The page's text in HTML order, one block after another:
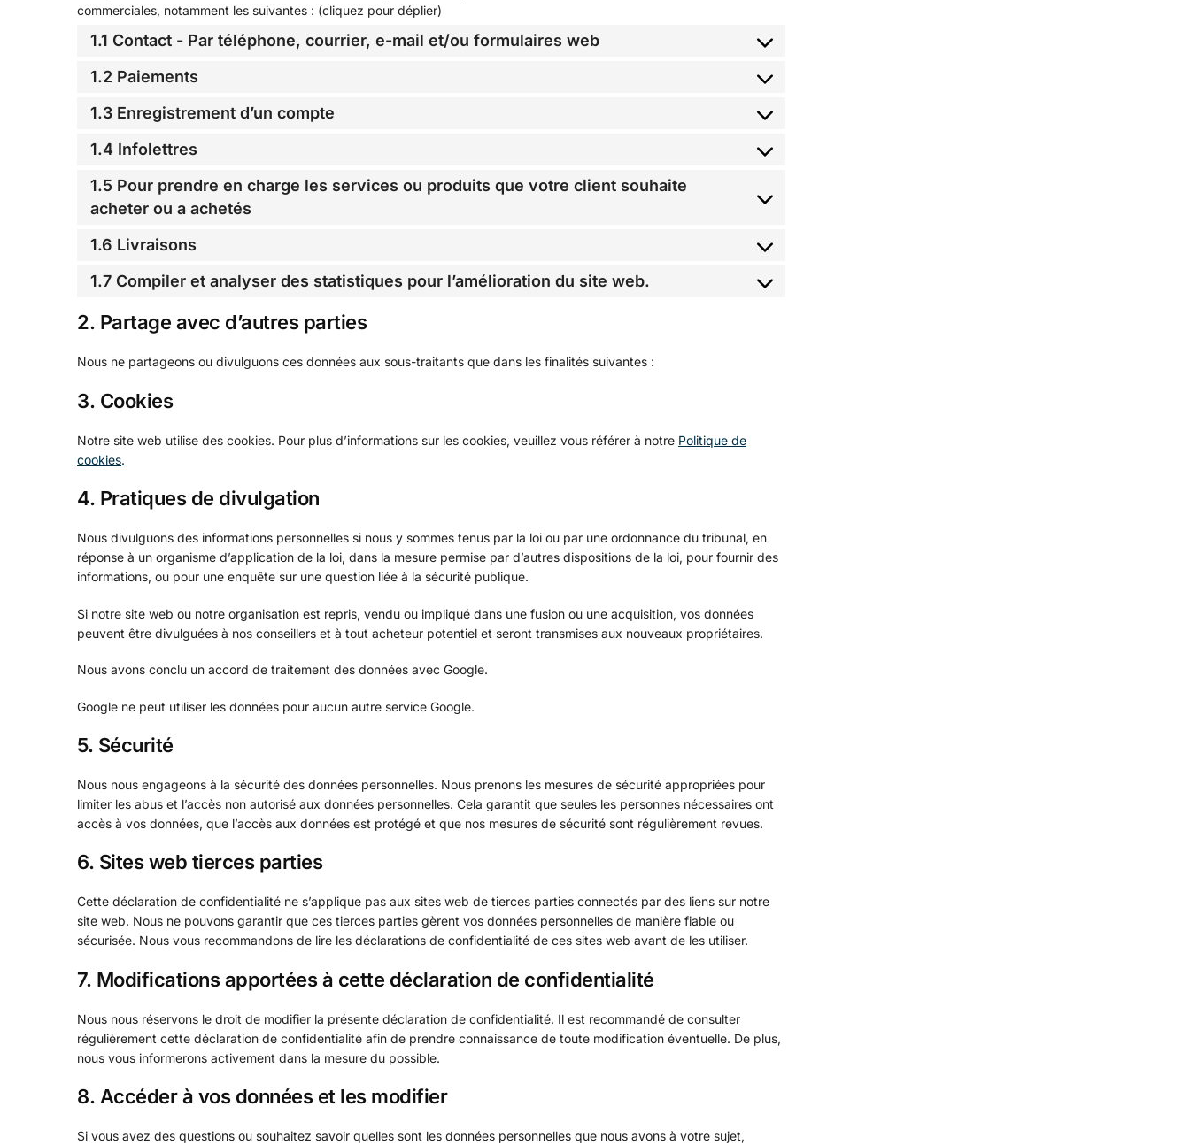
commerciales, notamment les suivantes : (cliquez pour déplier)
1.1 Contact - Par téléphone, courrier, e-mail et/ou formulaires web
1.2 Paiements
1.3 Enregistrement d’un compte
1.4 Infolettres
1.5 Pour prendre en charge les services ou produits que votre client souhaite
acheter ou a achetés
1.6 Livraisons
1.7 Compiler et analyser des statistiques pour l’amélioration du site web.
2. Partage avec d’autres parties
Nous ne partageons ou divulguons ces données aux sous-traitants que dans les finalités suivantes :
3. Cookies
Notre site web utilise des cookies. Pour plus d’informations sur les cookies, veuillez vous référer à notre Politique de
cookies.
4. Pratiques de divulgation
Nous divulguons des informations personnelles si nous y sommes tenus par la loi ou par une ordonnance du tribunal, en
réponse à un organisme d’application de la loi, dans la mesure permise par d’autres dispositions de la loi, pour fournir des
informations, ou pour une enquête sur une question liée à la sécurité publique.
Si notre site web ou notre organisation est repris, vendu ou impliqué dans une fusion ou une acquisition, vos données
peuvent être divulguées à nos conseillers et à tout acheteur potentiel et seront transmises aux nouveaux propriétaires.
Nous avons conclu un accord de traitement des données avec Google.
Google ne peut utiliser les données pour aucun autre service Google.
5. Sécurité
Nous nous engageons à la sécurité des données personnelles. Nous prenons les mesures de sécurité appropriées pour
limiter les abus et l’accès non autorisé aux données personnelles. Cela garantit que seules les personnes nécessaires ont
accès à vos données, que l’accès aux données est protégé et que nos mesures de sécurité sont régulièrement revues.
6. Sites web tierces parties
Cette déclaration de confidentialité ne s’applique pas aux sites web de tierces parties connectés par des liens sur notre
site web. Nous ne pouvons garantir que ces tierces parties gèrent vos données personnelles de manière fiable ou
sécurisée. Nous vous recommandons de lire les déclarations de confidentialité de ces sites web avant de les utiliser.
7. Modifications apportées à cette déclaration de confidentialité
Nous nous réservons le droit de modifier la présente déclaration de confidentialité. Il est recommandé de consulter
régulièrement cette déclaration de confidentialité afin de prendre connaissance de toute modification éventuelle. De plus,
nous vous informerons activement dans la mesure du possible.
8. Accéder à vos données et les modifier
Si vous avez des questions ou souhaitez savoir quelles sont les données personnelles que nous avons à votre sujet,